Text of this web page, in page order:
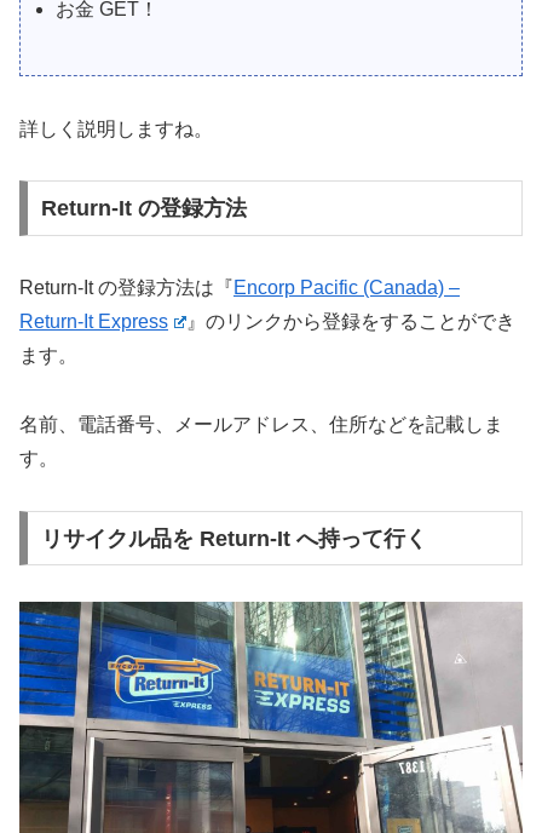
お金 GET！
詳しく説明しますね。
Return-It の登録方法
Return-It の登録方法は『Encorp Pacific (Canada) –
Return-It Express
』のリンクから登録をすることができ
ます。
名前、電話番号、メールアドレス、住所などを記載しま
す。
リサイクル品を Return-It へ持って行く